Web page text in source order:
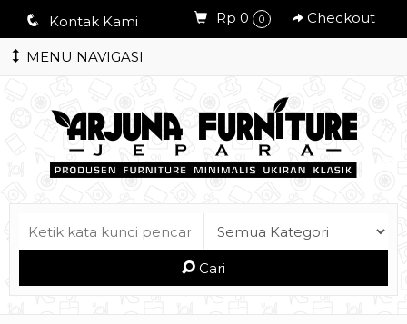
q Kontak Kami Rp 0 0 Checkout
MENU NAVIGASI
Cari